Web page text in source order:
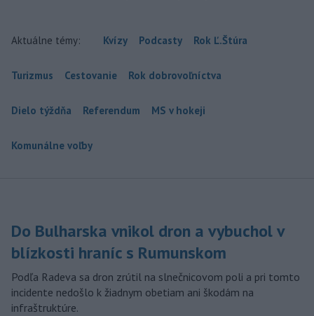
Aktuálne témy: Kvízy Podcasty Rok Ľ.Štúra
Turizmus Cestovanie Rok dobrovoľníctva
Dielo týždňa Referendum MS v hokeji
Komunálne voľby
Do Bulharska vnikol dron a vybuchol v
blízkosti hraníc s Rumunskom
Podľa Radeva sa dron zrútil na slnečnicovom poli a pri tomto
incidente nedošlo k žiadnym obetiam ani škodám na
infraštruktúre.